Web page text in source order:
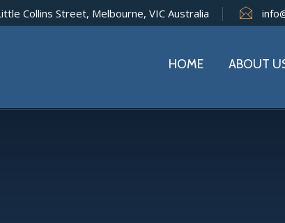
Collins Street, Melbourne, VIC Australia
HOME ABOUT